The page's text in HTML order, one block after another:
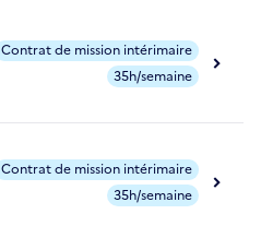
Contrat de mission intérimaire
35h/semaine
Contrat de mission intérimaire
35h/semaine